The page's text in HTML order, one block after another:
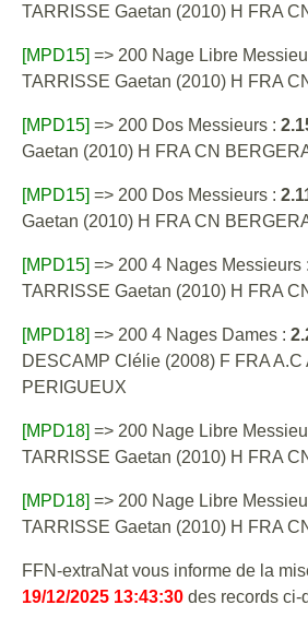
TARRISSE Gaetan (2010) H FRA
[MPD15] => 200 Nage Libre
TARRISSE Gaetan (2010) H FRA
[MPD15] => 200 Dos Messieurs :
Gaetan (2010) H FRA CN
[MPD15] => 200 Dos Messieurs :
Gaetan (2010) H FRA CN
[MPD15] => 200 4 Nages Messieurs :
TARRISSE Gaetan (2010) H FRA
[MPD18] => 200 4 Nages Dames :
DESCAMP Clélie (2008) F FRA A.C
PERIGUEUX
[MPD18] => 200 Nage Libre
TARRISSE Gaetan (2010) H FRA
[MPD18] => 200 Nage Libre
TARRISSE Gaetan (2010) H FRA
FFN-extraNat vous informe de la
19/12/2025 13:43:30 des records ci-